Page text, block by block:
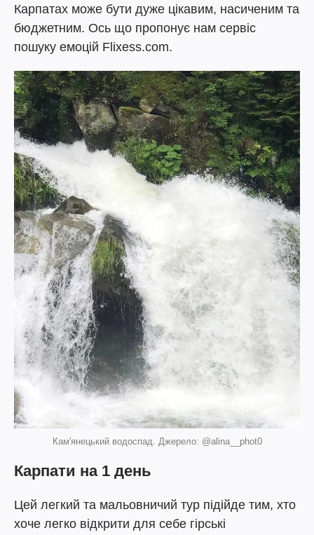
Карпатах може бути дуже цікавим, насиченим та
бюджетним. Ось що пропонує нам сервіс
пошуку емоцій Flixess.com.
Кам'янецький водоспад. Джерело: @alina__phot0
Карпати на 1 день
Цей легкий та мальовничий тур підійде тим, хто
хоче легко відкрити для себе гірські